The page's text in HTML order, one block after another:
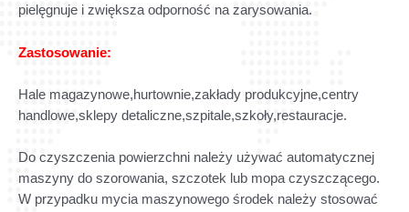
pielęgnuje i zwiększa odporność na zarysowania.
Zastosowanie:
Hale magazynowe,hurtownie,zakłady produkcyjne,centry
handlowe,sklepy detaliczne,szpitale,szkoły,restauracje.
Do czyszczenia powierzchni należy używać automatycznej
maszyny do szorowania, szczotek lub mopa czyszczącego.
W przypadku mycia maszynowego środek należy stosować